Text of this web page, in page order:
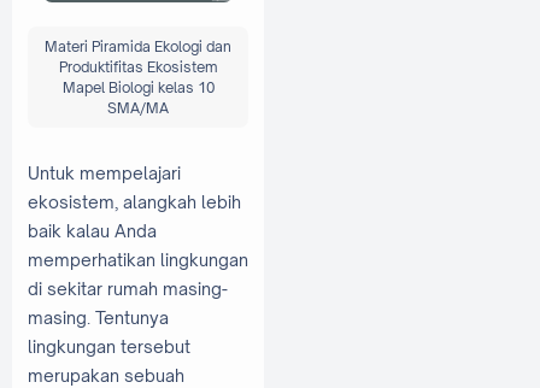
Materi Piramida Ekologi dan
Produktifitas Ekosistem
Mapel Biologi kelas 10
SMA/MA
Untuk mempelajari
ekosistem, alangkah lebih
baik kalau Anda
memperhatikan lingkungan
di sekitar rumah masing-
masing. Tentunya
lingkungan tersebut
merupakan sebuah